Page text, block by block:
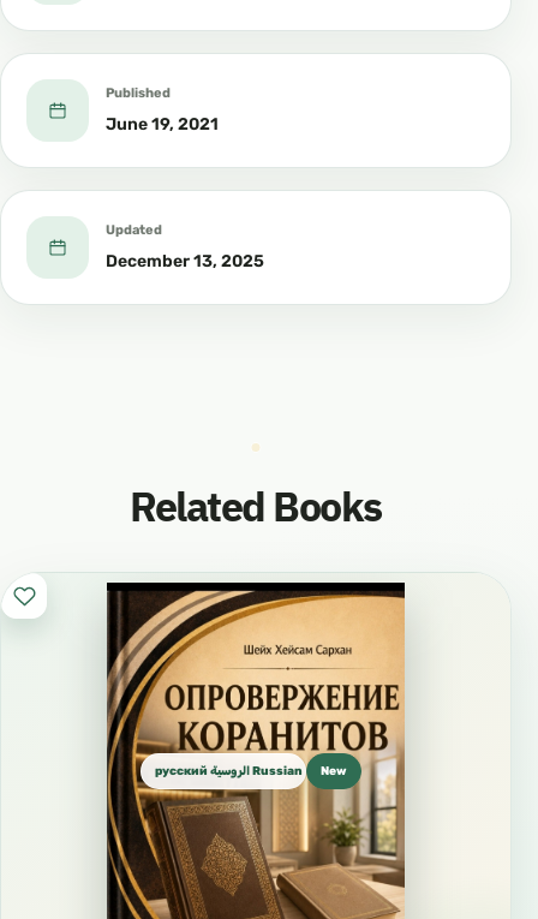
%D0%A5%D0%B5%D0%B9%D1%81%D0%B0%D
0%BD-100507754792629/community/
Telegram
https://t.me/hsarhan_ru
https://sarhaan.com/a/%d8%a7%d9%84%d8%b
1%d9%88%d8%b3%d9%8a%d8%a9-
%d1%80%d1%83%d1%81%d1%81%d0%ba%d0%b
8%d0%b9/
Published
June 19, 2021
Updated
December 13, 2025
Related Books
русский الروسية Russian New